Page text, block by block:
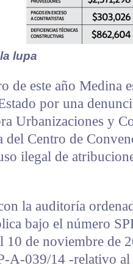
lupa
de este año Medina
por una
Urbanizaciones y
del Centro de
ilegal de
la auditoría
bajo el número
10 de noviembre de
A-039/14 -relativo